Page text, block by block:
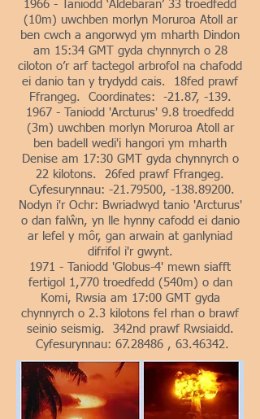
1966 - Taniodd ‘Aldébaran’ 33 troedfedd
(10m) uwchben morlyn Moruroa Atoll ar
ben cwch a angorwyd ym mharth Dindon
am 15:34 GMT gyda chynnyrch o 28
ciloton o’r arf tactegol arbrofol na chafodd
ei danio tan y trydydd cais. 18fed prawf
Ffrangeg. Coordinates: -21.87, -139.
1967 - Taniodd 'Arcturus' 9.8 troedfedd
(3m) uwchben morlyn Moruroa Atoll ar
ben badell wedi'i hangori ym mharth
Denise am 17:30 GMT gyda chynnyrch o
22 kilotons. 26fed prawf Ffrangeg.
Cyfesurynnau: -21.79500, -138.89200.
Nodyn i'r Ochr: Bwriadwyd tanio 'Arcturus'
o dan falŵn, yn lle hynny cafodd ei danio
ar lefel y môr, gan arwain at ganlyniad
difrifol i'r gwynt.
1971 - Taniodd 'Globus-4' mewn siafft
fertigol 1,770 troedfedd (540m) o dan
Komi, Rwsia am 17:00 GMT gyda
chynnyrch o 2.3 kilotons fel rhan o brawf
seinio seismig. 342nd prawf Rwsiaidd.
Cyfesurynnau: 67.28486, 63.46342.